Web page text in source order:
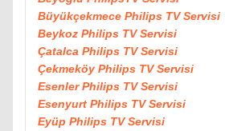
Büyükçekmece Philips TV Servisi
Beykoz Philips TV Servisi
Çatalca Philips TV Servisi
Çekmeköy Philips TV Servisi
Esenler Philips TV Servisi
Esenyurt Philips TV Servisi
Eyüp Philips TV Servisi